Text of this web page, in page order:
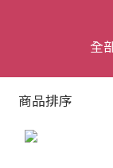
全
商品排序